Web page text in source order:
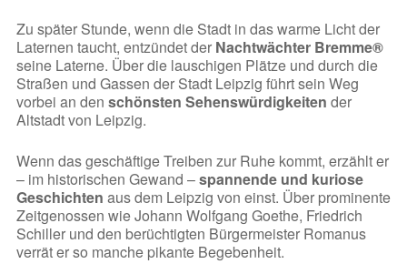
Zu später Stunde, wenn die Stadt in das warme Licht der
Laternen taucht, entzündet der Nachtwächter Bremme®
seine Laterne. Über die lauschigen Plätze und durch die
Straßen und Gassen der Stadt Leipzig führt sein Weg
vorbei an den schönsten Sehenswürdigkeiten der
Altstadt von Leipzig.
Wenn das geschäftige Treiben zur Ruhe kommt, erzählt er
– im historischen Gewand –spannende und kuriose
Geschichten aus dem Leipzig von einst. Über prominente
Zeitgenossen wie Johann Wolfgang Goethe, Friedrich
Schiller und den berüchtigten Bürgermeister Romanus
verrät er so manche pikante Begebenheit.